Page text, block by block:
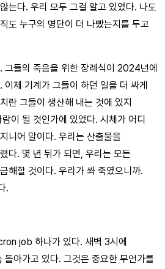
는다. 우리 모두 그걸 알고 있었다. 나도
도 누구의 명단이 더 나빴는지를 두고
그들의 죽음을 위한 장례식이 2024년에
이제 기계가 그들이 하던 일을 더 싸게
란 그들이 생산해 내는 것에 있지
이 될 것인가에 있었다. 시체가 어디
니어 말이다. 우리는 산출물을
다. 몇 년 뒤가 되면, 우리는 모든
해할 것이다. 우리가 쏴 죽였으니까.
.
job 하나가 있다. 새벽 3시에
아가고 있다. 그것은 중요한 무언가를